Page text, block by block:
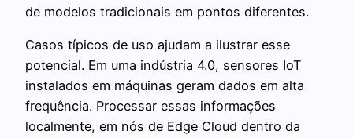
de modelos tradicionais em pontos diferentes.
Casos típicos de uso ajudam a ilustrar esse
potencial. Em uma indústria 4.0, sensores IoT
instalados em máquinas geram dados em alta
frequência. Processar essas informações
localmente, em nós de Edge Cloud dentro da